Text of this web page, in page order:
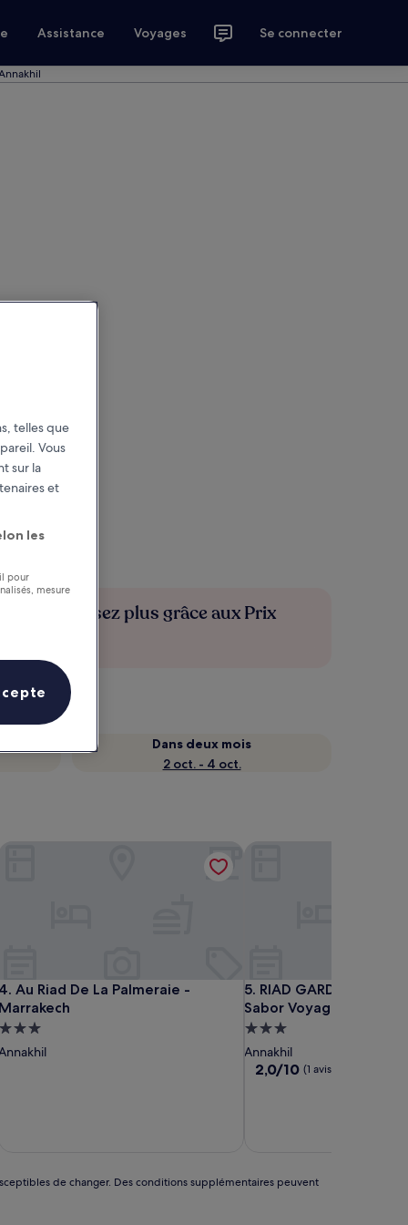
Assistance Voyages Se connecter
Économisez plus grâce aux Prix
Dans deux mois
2 oct. - 4 oct.
4. Au Riad De La Palmeraie -
Marrakech
Au Riad De La Palmeraie - Marrakech
Hébergement
3.0 étoiles
Annakhil
Au Riad De La Palmeraie - Marrakech
5. RIAD GARDEN
Sabor Voyage
RIAD GARDEN LUXURY
Hébergement
3.0 étoiles
Annakhil
2.0
2,0/10 (1 avis)
de changer. Des conditions supplémentaires peuvent
telles que
Vous
sur la
et
les
pour
mesure